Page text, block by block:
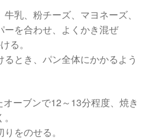
乳、粉チーズ、マヨネーズ、
ーを合わせ、よくかき混ぜ
る。
るとき、パン全体にかかるよう
ーブンで12～13分程度、焼き
をのせる。